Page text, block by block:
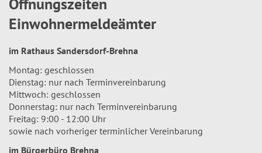
Öffnungszeiten
Einwohnermeldeämter
im Rathaus Sandersdorf-Brehna
Montag: geschlossen
Dienstag: nur nach Terminvereinbarung
Mittwoch: geschlossen
Donnerstag: nur nach Terminvereinbarung
Freitag: 9:00 - 12:00 Uhr
sowie nach vorheriger terminlicher Vereinbarung
im Bürgerbüro Brehna